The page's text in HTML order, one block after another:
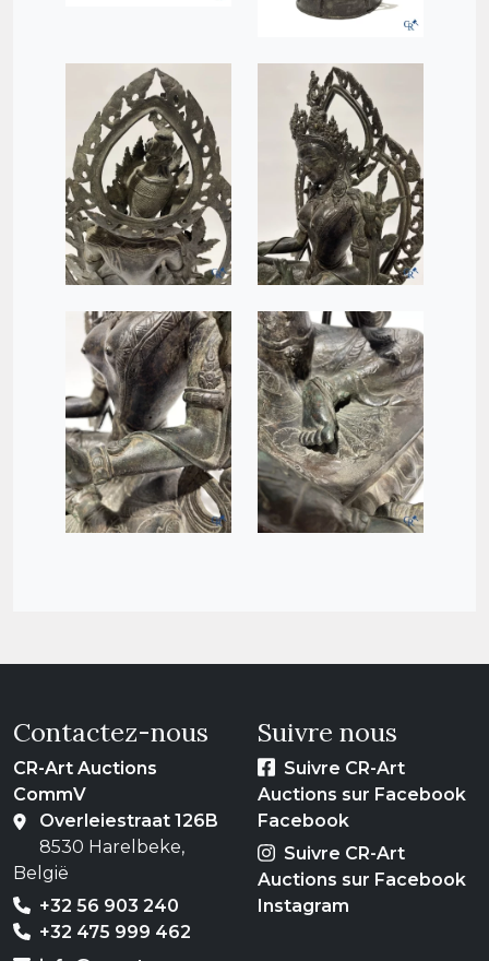
Contactez-nous
CR-Art Auctions
CommV
Overleiestraat 126B
8530 Harelbeke,
België
+32 56 903 240
+32 475 999 462
Suivre nous
Suivre CR-Art
Auctions sur Facebook
Facebook
Suivre CR-Art
Auctions sur Facebook
Instagram